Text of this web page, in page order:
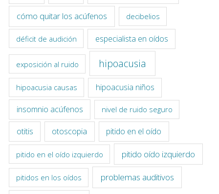
cómo quitar los acúfenos decibelios
déficit de audición especialista en oídos
exposición al ruido hipoacusia
hipoacusia causas hipoacusia niños
insomnio acúfenos nivel de ruido seguro
otitis otoscopia pitido en el oído
pitido en el oído izquierdo pitido oído izquierdo
pitidos en los oídos problemas auditivos